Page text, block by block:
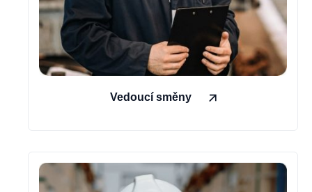
Vedoucí směny